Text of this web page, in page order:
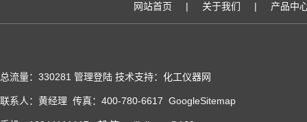
网站首页 | 关于我们 | 产品中
总流量：330281 管理登陆 技术支持：化工仪器网
联系人：黄经理 传真：400-780-6617 GoogleSitemap